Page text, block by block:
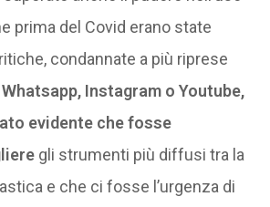
prima del Covid erano state
condannate a più riprese
Whatsapp, Instagram o Youtube,
evidente che fosse
gli strumenti più diffusi tra la
e che ci fosse l’urgenza di